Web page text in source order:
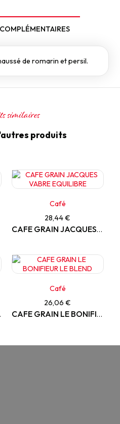
de romarin et persil.
similaires
produits
Café
28,44 €
CAFE GRAIN JACQUES VABRE EQUILIBRE
Café
26,06 €
CAFE GRAIN LE BONIFIEUR LE BLEND